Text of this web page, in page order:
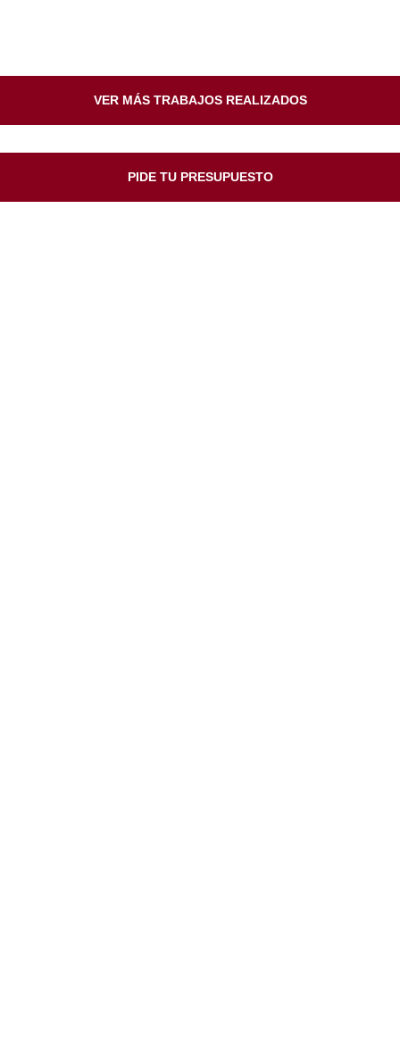
VER MÁS TRABAJOS REALIZADOS
PIDE TU PRESUPUESTO